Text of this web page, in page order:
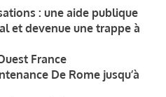
: une aide publique
et devenue une trappe à
France
De Rome jusqu’à